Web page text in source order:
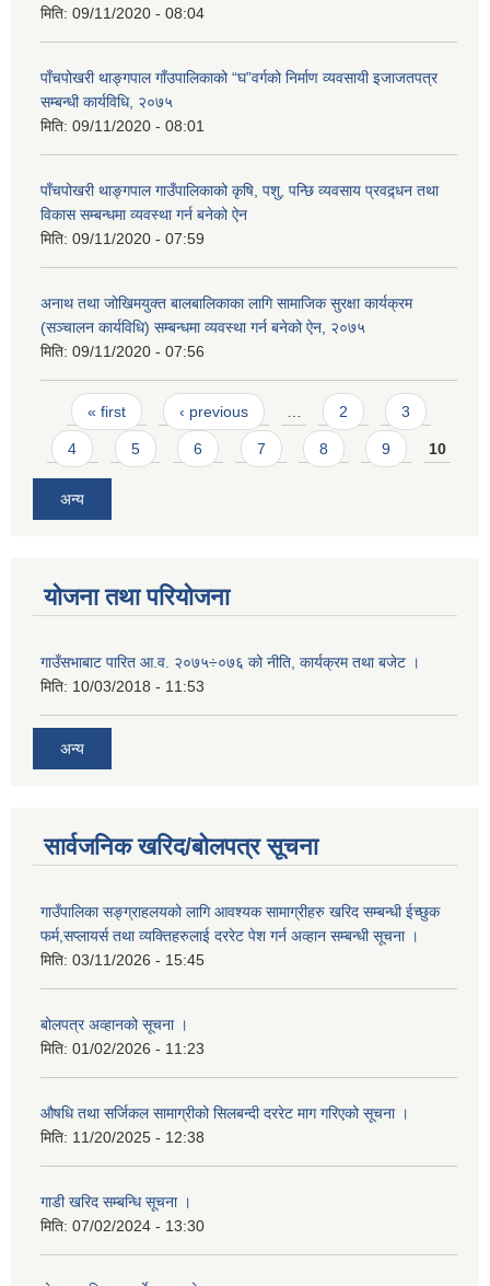
मिति: 09/11/2020 - 08:04
पाँचपोखरी थाङ्गपाल गाँउपालिकाको “घ”वर्गको निर्माण व्यवसायी इजाजतपत्र
सम्बन्धी कार्यविधि, २०७५
मिति: 09/11/2020 - 08:01
पाँचपोखरी थाङ्गपाल गाउँपालिकाको कृषि, पशु, पन्छि व्यवसाय प्रवद्र्धन तथा
विकास सम्बन्धमा व्यवस्था गर्न बनेको ऐन
मिति: 09/11/2020 - 07:59
अनाथ तथा जोखिमयुक्त बालबालिकाका लागि सामाजिक सुरक्षा कार्यक्रम
(सञ्चालन कार्यविधि) सम्बन्धमा व्यवस्था गर्न बनेको ऐन, २०७५
मिति: 09/11/2020 - 07:56
Pages
« first ‹ previous 2 3
4 5 6 7 8 9 10
अन्य
योजना तथा परियोजना
गाउँसभाबाट पारित आ.व. २०७५÷०७६ को नीति, कार्यक्रम तथा बजेट ।
मिति: 10/03/2018 - 11:53
अन्य
सार्वजनिक खरिद/बोलपत्र सूचना
गाउँपालिका सङ्ग्राहलयको लागि आवश्यक सामाग्रीहरु खरिद सम्बन्धी ईच्छुक
फर्म,सप्लायर्स तथा व्यक्तिहरुलाई दररेट पेश गर्न अव्हान सम्बन्धी सूचना ।
मिति: 03/11/2026 - 15:45
बोलपत्र अव्हानको सूचना ।
मिति: 01/02/2026 - 11:23
औषधि तथा सर्जिकल सामाग्रीको सिलबन्दी दररेट माग गरिएको सूचना ।
मिति: 11/20/2025 - 12:38
गाडी खरिद सम्बन्धि सूचना ।
मिति: 07/02/2024 - 13:30